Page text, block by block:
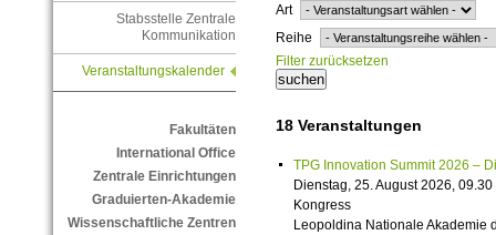
Stabsstelle Zentrale
Kommunikation
Veranstaltungskalender
Fakultäten
International Office
Zentrale Einrichtungen
Graduierten-Akademie
Wissenschaftliche Zentren
Art
Reihe
Filter zurücksetzen
18 Veranstaltungen
TPG Innovation Summit 2026 –
Dienstag, 25. August 2026,
Kongress
Leopoldina Nationale Akademie